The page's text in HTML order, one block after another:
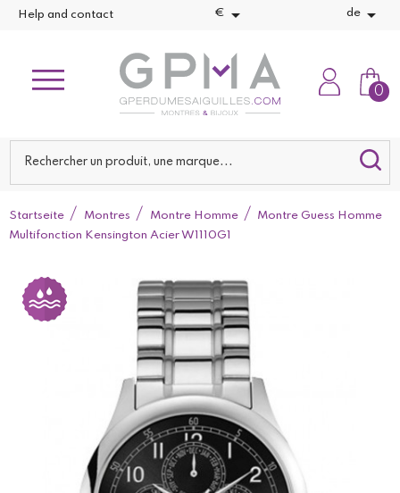
Help and contact €  de 
0
Startseite Montres Montre Homme
Montre Guess Homme
Multifonction Kensington Acier W1110G1